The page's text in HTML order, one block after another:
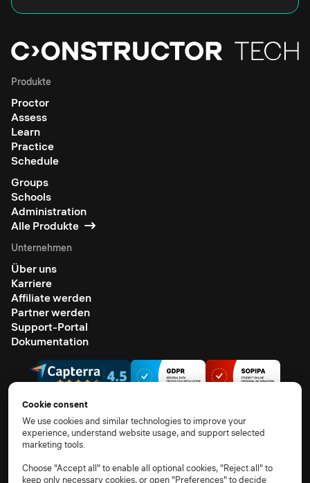
Produkte
Proctor
Assess
Learn
Practice
Schedule
Groups
Schools
Administration
Alle Produkte
Unternehmen
Über uns
Karriere
Affiliate werden
Partner werden
Support-Portal
Dokumentation
© 2026 Alle Rechte vorbehalten.
UnterauftragsverarbeiterCookie-Richtlinie
Cookie consent
We use cookies and similar technologies to improve your
experience, understand website usage, and support selected
marketing tools.
Choose "Accept all" to enable all optional cookies, "Reject all" to
keep only necessary cookies, or open "Preferences" to decide